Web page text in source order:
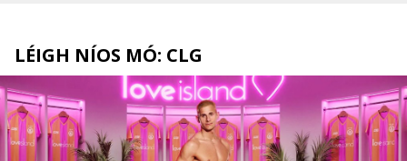
LÉIGH NÍOS MÓ: CLG